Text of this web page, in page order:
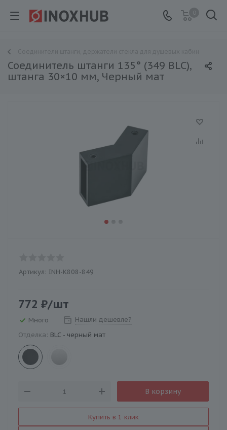
0
Соединитель штанги 135° (349 BLC),
штанга 30×10 мм, Черный мат
Артикул: INH-K808-849
772 ₽/шт
Много
Нашли дешевле?
Отделка: BLC - черный мат
В корзину
Купить в 1 клик